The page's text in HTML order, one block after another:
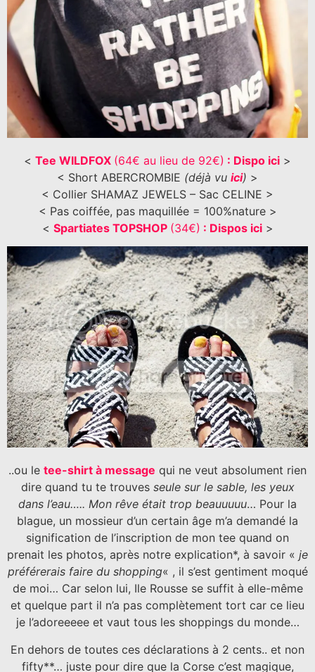
< Tee WILDFOX (64€ au lieu de 92€) : Dispo ici >
< Short ABERCROMBIE (déjà vu ici) >
< Collier SHAMAZ JEWELS – Sac CELINE >
< Pas coiffée, pas maquillée = 100%nature >
< Spartiates TOPSHOP (34€) : Dispos ici>
..ou le tee-shirt à message qui ne veut absolument rien
dire quand tu te trouves seule sur le sable, les yeux
dans l’eau….. Mon rêve était trop beauuuuu… Pour la
blague, un mossieur d’un certain âge m’a demandé la
signification de l’inscription de mon tee quand on
prenait les photos, après notre explication*, à savoir « je
préférerais faire du shopping« , il s’est gentiment moqué
de moi… Car selon lui, Ile Rousse se suffit à elle-même
et quelque part il n’a pas complètement tort car ce lieu
je l’adoreeeee et vaut tous les shoppings du monde…
En dehors de toutes ces déclarations à 2 cents.. et non
fifty**… juste pour dire que la Corse c’est magique,